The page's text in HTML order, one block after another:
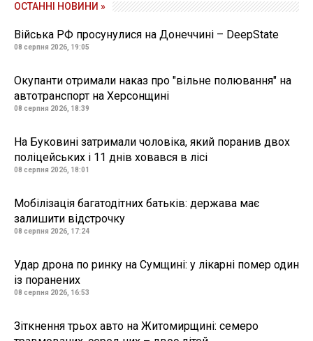
ОСТАННІ НОВИНИ »
Війська РФ просунулися на Донеччині – DeepState
08 серпня 2026, 19:05
Окупанти отримали наказ про "вільне полювання" на
автотранспорт на Херсонщині
08 серпня 2026, 18:39
На Буковині затримали чоловіка, який поранив двох
поліцейських і 11 днів ховався в лісі
08 серпня 2026, 18:01
Мобілізація багатодітних батьків: держава має
залишити відстрочку
08 серпня 2026, 17:24
Удар дрона по ринку на Сумщині: у лікарні помер один
із поранених
08 серпня 2026, 16:53
Зіткнення трьох авто на Житомирщині: семеро